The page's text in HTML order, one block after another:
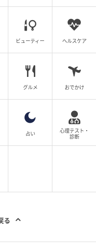
ビューティー ヘルスケア
グルメ おでかけ
占い
心理テスト・
診断
る